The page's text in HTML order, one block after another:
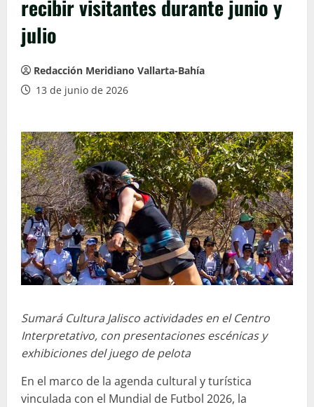
recibir visitantes durante junio y
julio
Redacción Meridiano Vallarta-Bahía
13 de junio de 2026
Sumará Cultura Jalisco actividades en el Centro
Interpretativo, con presentaciones escénicas y
exhibiciones del juego de pelota
En el marco de la agenda cultural y turística
vinculada con el Mundial de Futbol 2026, la